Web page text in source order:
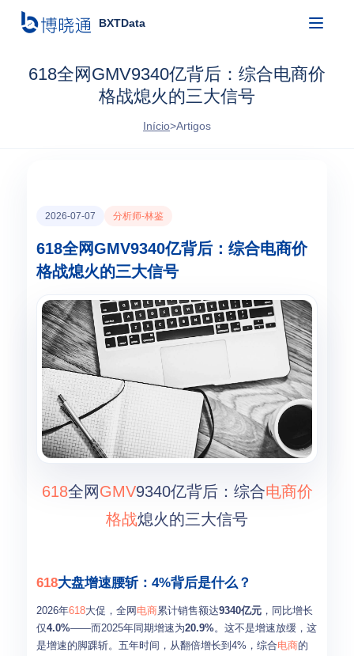
BXTData
618全网GMV9340亿背后：综合电商价
格战熄火的三大信号
Início>Artigos
2026-07-07 分析师-林鉴
618全网GMV9340亿背后：综合电商价
格战熄火的三大信号
618全网GMV9340亿背后：综合电商价
格战熄火的三大信号
618大盘增速腰斩：4%背后是什么？
2026年618大促，全网 电商累计销售额达9340亿元 ，同比增长
仅4.0%——而2025年同期增速为20.9%。这不是增速放缓，这
是增速的脚踝斩。五年时间，从翻倍增长到4%，综合电商的